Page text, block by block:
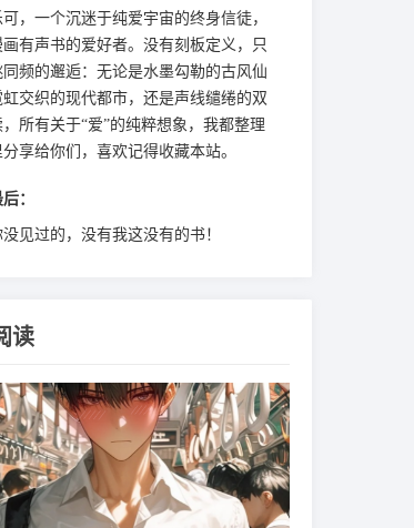
，一个沉迷于纯爱宇宙的终身信徒，
有声书的爱好者。没有刻板定义，只
频的邂逅：无论是水墨勾勒的古风仙
交织的现代都市，还是声线缱绻的双
，所有关于“爱”的纯粹想象，我都整理
享给你们，喜欢记得收藏本站。
：
没见过的，没有我这没有的书！
读